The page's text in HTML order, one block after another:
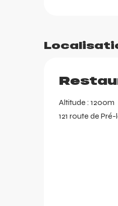
Altitude : 1200m
121 route de